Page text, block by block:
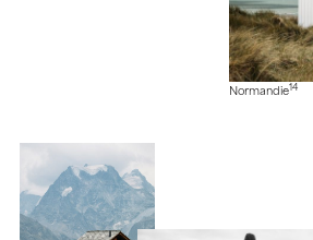
Normandie14